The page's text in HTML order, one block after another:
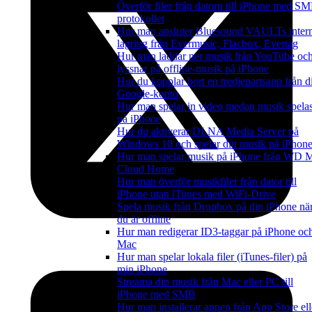
Överför filer från datorn till iPhone med
protokollet
Hur man ansluter Bluesound VAULTs
lagring från Evermusic, Flacbox, Evertag
Hur man laddar ner musik från YouTube
lyssnar på offline-musik på iPhone
Hur du kopplar bort en tredjepartsapp från
Google-konto
Hur man spelar in video medan musik
på iPhone
Hur du aktiverar DLNA Media Server på
Windows 10 och spelar din musik på iPhone
Hur man spelar musik på iPhone från WD
Cloud Home
Hur man överför musikfiler från dator till
iPhone utan iTunes med WiFi-Drive
Spela musik från Dropbox på din iPhone
du är offline
Hur man redigerar ID3-taggar på iPhone
Mac
Hur man spelar lokala filer (iTunes-filer) på
min iPhone
Streama din musik från Mac eller PC till
iPhone med SMB
Hur man installerar appen från App Store